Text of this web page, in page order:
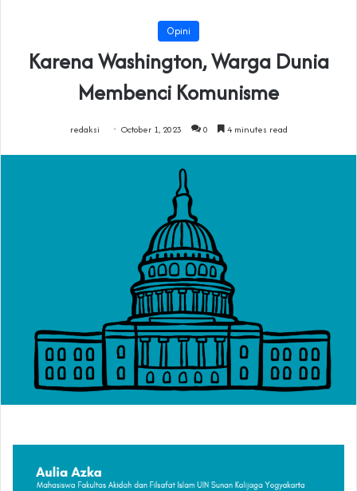
Opini
Karena Washington, Warga Dunia
Membenci Komunisme
redaksi October 1, 2023 0 4 minutes read